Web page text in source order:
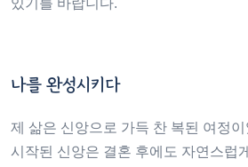
있기를 바랍니다.
나를 완성시키다
제 삶은 신앙으로 가득 찬 복된 여정
시작된 신앙은 결혼 후에도 자연스럽